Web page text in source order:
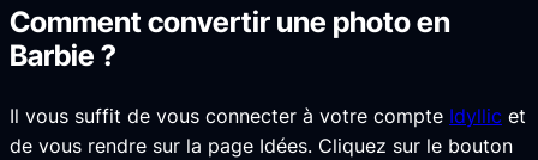
Comment convertir une photo en
Barbie ?
Il vous suffit de vous connecter à votre compte Idyllic et
de vous rendre sur la page Idées. Cliquez sur le bouton